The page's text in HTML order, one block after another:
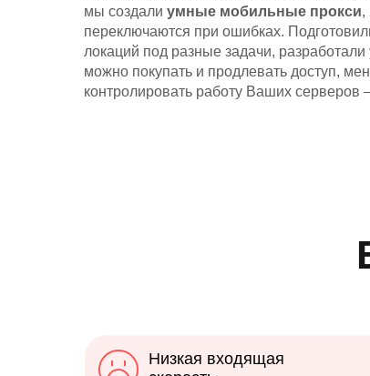
мы создали умные мобильные прокси,
переключаются при ошибках.
локаций под разные задачи,
можно покупать и продлевать доступ,
контролировать работу Ваших
Низкая входящая